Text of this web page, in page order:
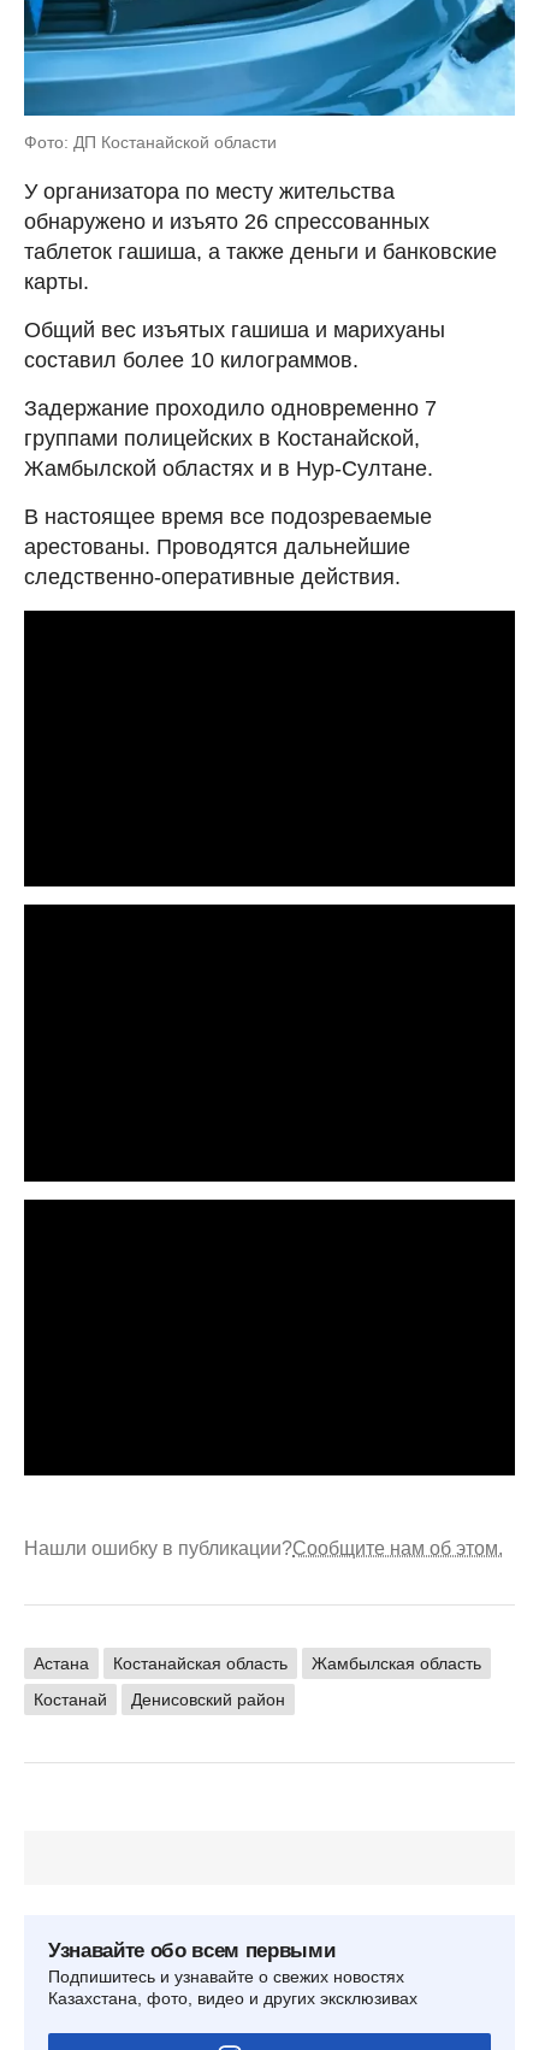
Фото: ДП Костанайской области
У организатора по месту жительства
обнаружено и изъято 26 спрессованных
таблеток гашиша, а также деньги и банковские
карты.
Общий вес изъятых гашиша и марихуаны
составил более 10 килограммов.
Задержание проходило одновременно 7
группами полицейских в Костанайской,
Жамбылской областях и в Нур-Султане.
В настоящее время все подозреваемые
арестованы. Проводятся дальнейшие
следственно-оперативные действия.
Нашли ошибку в публикации?Сообщите нам об этом.
Астана Костанайская область
Жамбылская область
Костанай
Денисовский район
Узнавайте обо всем первыми
Подпишитесь и узнавайте о свежих новостях
Казахстана, фото, видео и других эксклюзивах